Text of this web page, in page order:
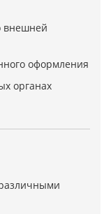
внешней
оформления
органах